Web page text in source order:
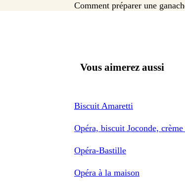
Comment préparer une
Vous aimerez aussi
Biscuit Amaretti
Opéra, biscuit Joconde,
Opéra-Bastille
Opéra à la maison